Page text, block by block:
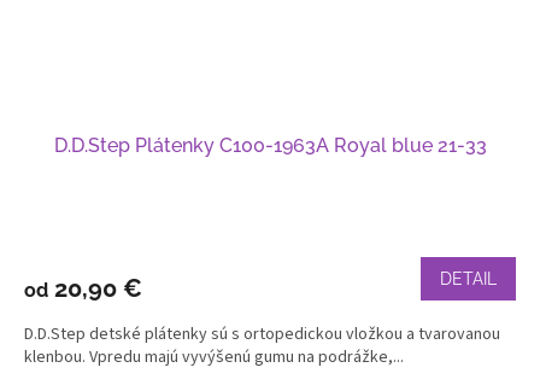
D.D.Step Plátenky C100-1963A Royal blue 21-33
od 20,90 € DETAIL
D.D.Step detské plátenky sú s ortopedickou vložkou a tvarovanou
klenbou. Vpredu majú vyvýšenú gumu na podrážke,...